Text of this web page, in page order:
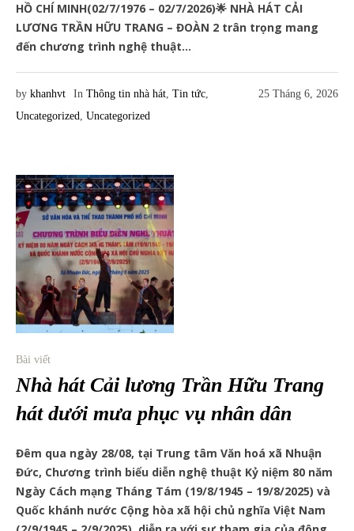
HỒ CHÍ MINH(02/7/1976 – 02/7/2026)🌟 NHÀ HÁT CẢI
LƯƠNG TRẦN HỮU TRANG – ĐOÀN 2 trân trọng mang
đến chương trình nghệ thuật...
25 Tháng 6, 2026
by khanhvt In Thông tin nhà hát, Tin tức,
Uncategorized, Uncategorized
Bài viết
Nhà hát Cải lương Trần Hữu Trang
hát dưới mưa phục vụ nhân dân
Đêm qua ngày 28/08, tại Trung tâm Văn hoá xã Nhuận
Đức, Chương trình biểu diễn nghệ thuật Kỷ niệm 80 năm
Ngày Cách mạng Tháng Tám (19/8/1945 – 19/8/2025) và
Quốc khánh nước Cộng hòa xã hội chủ nghĩa Việt Nam